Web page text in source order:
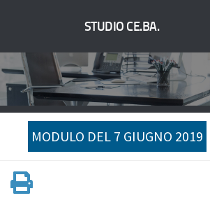
STUDIO CE.BA.
MODULO DEL 7 GIUGNO 2019